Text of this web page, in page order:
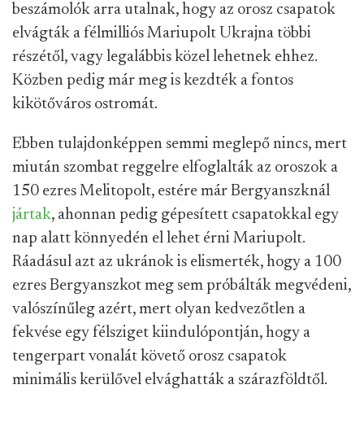
beszámolók arra utalnak, hogy az orosz csapatok
elvágták a félmilliós Mariupolt Ukrajna többi
részétől, vagy legalábbis közel lehetnek ehhez.
Közben pedig már meg is kezdték a fontos
kikötőváros ostromát.
Ebben tulajdonképpen semmi meglepő nincs, mert
miután szombat reggelre elfoglalták az oroszok a
150 ezres Melitopolt, estére már Bergyanszknál
jártak, ahonnan pedig gépesített csapatokkal egy
nap alatt könnyedén el lehet érni Mariupolt.
Ráadásul azt az ukránok is elismerték, hogy a 100
ezres Bergyanszkot meg sem próbálták megvédeni,
valószínűleg azért, mert olyan kedvezőtlen a
fekvése egy félsziget kiindulópontján, hogy a
tengerpart vonalát követő orosz csapatok
minimális kerülővel elvághatták a szárazföldtől.